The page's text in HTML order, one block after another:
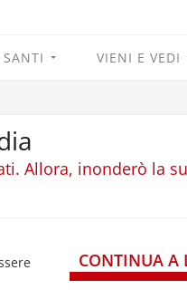
SANTI VIENI E VEDI
Allora, inonderò la
CONTINUA A